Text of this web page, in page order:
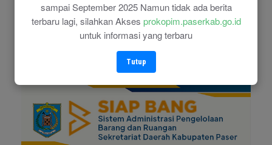
sampai September 2025 Namun tidak ada berita
terbaru lagi, silahkan Akses prokopim.paserkab.go.id
untuk informasi yang terbaru
Tutup